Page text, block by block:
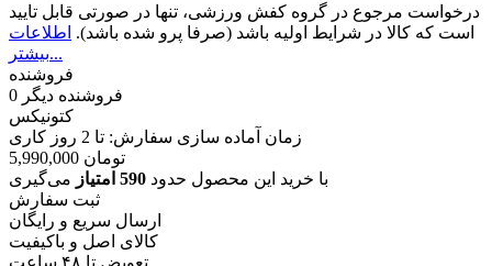
درخواست مرجوع در گروه کفش ورزشی، تنها در صورتی قابل تایید
است که کالا در شرایط اولیه باشد (صرفا پرو شده باشد). اطلاعات
بیشتر...
فروشنده
0 فروشنده دیگر
کتونیکس
زمان آماده سازی سفارش: تا 2 روز کاری
5,990,000 تومان
با خرید این محصول حدود 590 امتیاز
می‌گیری
ثبت سفارش
ارسال سریع و رایگان
کالای اصل و باکیفیت
تعویض تا ۴۸ ساعت